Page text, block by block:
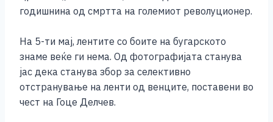
годишнина од смртта на големиот револуционер.
На 5-ти мај, лентите со боите на бугарското
знаме веќе ги нема. Од фотографијата станува
јас дека станува збор за селективно
отстранување на ленти од венците, поставени во
чест на Гоце Делчев.